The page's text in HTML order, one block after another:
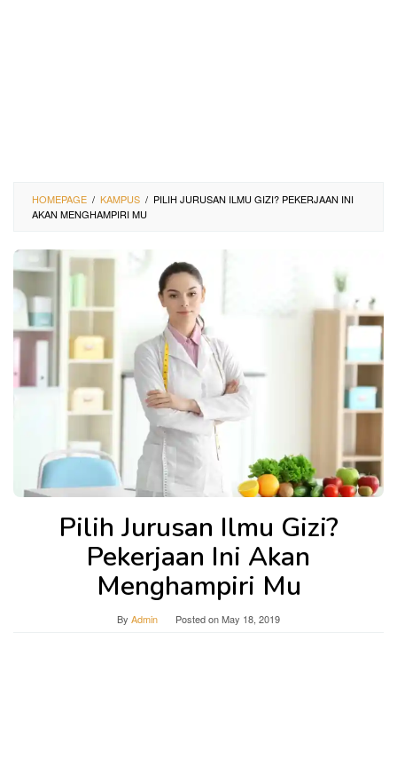
HOMEPAGE / KAMPUS / PILIH JURUSAN ILMU GIZI? PEKERJAAN INI
AKAN MENGHAMPIRI MU
Pilih Jurusan Ilmu Gizi?
Pekerjaan Ini Akan
Menghampiri Mu
By Admin Posted onMay 18, 2019